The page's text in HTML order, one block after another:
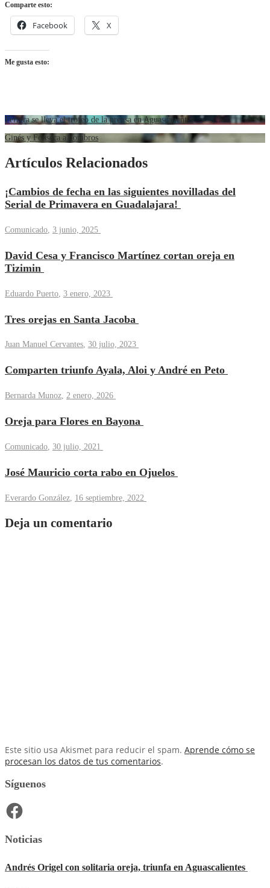
Comparte esto:
Facebook X
Me gusta esto:
Ferrera se lleva el trofeo de la prensa en Aguascalientes
Ginés y Fonseca a hombros
Artículos Relacionados
¡Cambios de fecha en las siguientes novilladas del
Serial de Primavera en Guadalajara!
Comunicado 3 junio, 2025
David Cesa y Francisco Martínez cortan oreja en
Tizimin
Eduardo Puerto 3 enero, 2023
Tres orejas en Santa Jacoba
Juan Manuel Cervantes, 30 julio, 2023
Comparten triunfo Ayala, Aloi y André en Peto
Bernarda Munoz, 2 enero, 2026
Oreja para Flores en Bayona
Comunicado, 30 julio, 2021
José Mauricio corta rabo en Ojuelos
Everardo González, 16 septiembre, 2022
Deja un comentario
Este sitio usa Akismet para reducir el spam. Aprende cómo se
procesan los datos de tus comentarios.
Síguenos
Facebook
Noticias
Andrés Origel con solitaria oreja, triunfa en Aguascalientes